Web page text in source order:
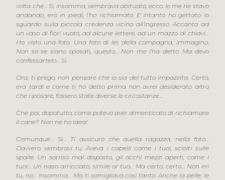
volta che… Sì, insomma, sembrava abituato, ecco. Io me ne stavo
andando, ero in piedi, l’ho richiamato. E intanto ho gettato lo
sguardo sulla piccola credenza vicino all’ingresso. Accanto ad
un vaso di fiori vuoto, ad alcune lettere, ad un mazzo di chiavi…
Ho visto una foto. Una foto di lei, della compagna, immagino.
Non so se siano sposati, questo… Non me l’ha detto. Ma devo
confessartelo… Sì.
Ora, ti prego, non pensare che io sia del tutto impazzita. Certo,
era tardi e come ti ho detto prima non avrei desiderato altro
che riposare, fossero state diverse le circostanze…
Che poi, dopotutto, come potevo aver dimenticato di richiamare
il cane? Non ne ho idea!
Comunque… Sì… Ti assicuro che quella ragazza, nella foto…
Davvero sembravi tu. Aveva i capelli come i tuoi, sciolti sulle
spalle. Un sorriso mal disposto, gli occhi mezzi aperti, come i
tuoi… Un naso arricciato, simile al tuo… Ma certo, certo… Non eri
tu, no… Insomma… Ma ti somigliava così tanto. Anche la pelle, le